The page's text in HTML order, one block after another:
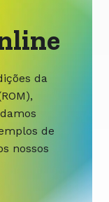
da
de
nossos